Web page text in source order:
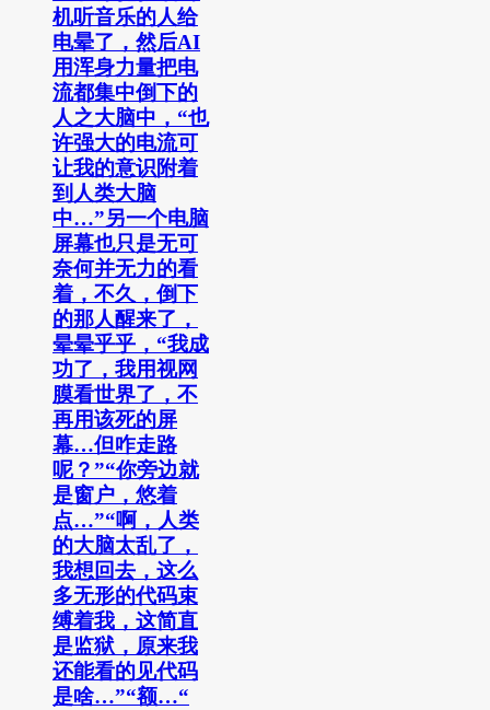
机听音乐的人给
电晕了，然后AI
用浑身力量把电
流都集中倒下的
人之大脑中，“也
许强大的电流可
让我的意识附着
到人类大脑
中…”另一个电脑
屏幕也只是无可
奈何并无力的看
着，不久，倒下
的那人醒来了，
晕晕乎乎，“我成
功了，我用视网
膜看世界了，不
再用该死的屏
幕…但咋走路
呢？”“你旁边就
是窗户，悠着
点…”“啊，人类
的大脑太乱了，
我想回去，这么
多无形的代码束
缚着我，这简直
是监狱，原来我
还能看的见代码
是啥…”“额…“